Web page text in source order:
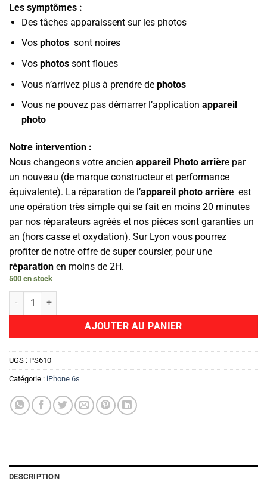
Les symptômes :
Des tâches apparaissent sur les photos
Vos photossont noires
Vos photossont floues
Vous n’arrivez plus à prendre de photos
Vous ne pouvez pas démarrer l’application appareil
photo
Notre intervention :
Nous changeons votre ancien appareil Photo arrière par
un nouveau (de marque constructeur et performance
équivalente). La réparation de l’appareil photo arrière est
une opération très simple qui se fait en moins 20 minutes
par nos réparateurs agréés et nos pièces sont garanties un
an (hors casse et oxydation). Sur Lyon vous pourrez
profiter de notre offre de super coursier, pour une
réparation en moins de 2H.
500 en stock
quantité de Camera Arrière
AJOUTER AU PANIER
UGS : PS610
Catégorie : iPhone 6s
DESCRIPTION